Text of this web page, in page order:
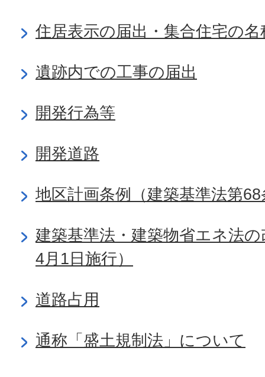
住居表示の届出・集合住宅の
遺跡内での工事の届出
開発行為等
開発道路
地区計画条例（建築基準法第
建築基準法・建築物省エネ法
4月1日施行）
道路占用
通称「盛土規制法」について